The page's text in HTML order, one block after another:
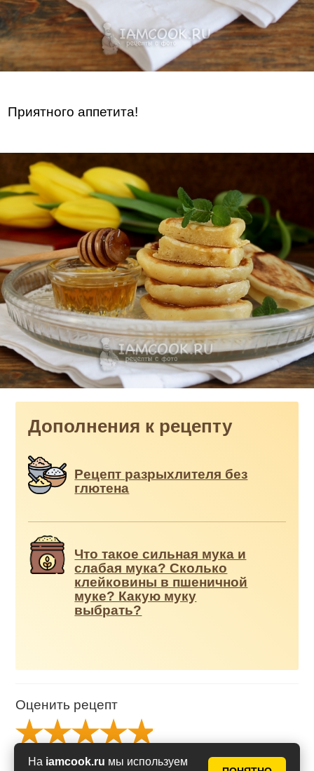
На iamcook.ru мы используем
Приятного аппетита!
Дополнения к рецепту
Рецепт разрыхлителя без
глютена
Что такое сильная мука и
слабая мука? Сколько
клейковины в пшеничной
муке? Какую муку
выбрать?
Оценить рецепт
Рейтинг
5
на основе34голосов